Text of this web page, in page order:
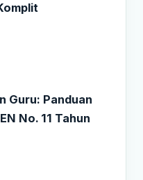
Guru: Panduan
No. 11 Tahun